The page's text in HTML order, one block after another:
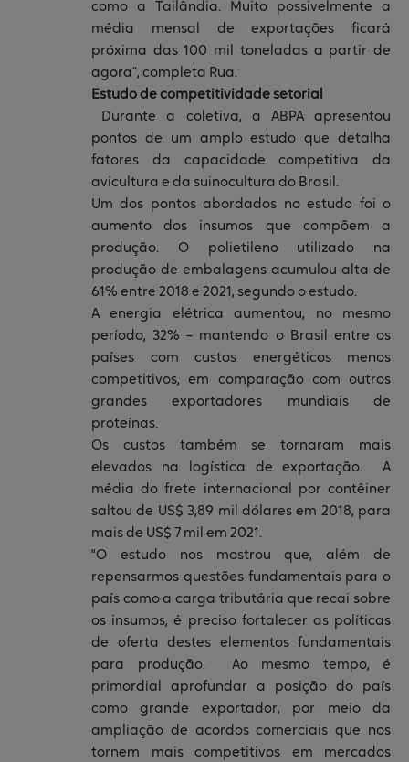
como a Tailândia. Muito possivelmente a
média mensal de exportações ficará
próxima das 100 mil toneladas a partir de
agora”, completa Rua.
Estudo de competitividade setorial
Durante a coletiva, a ABPA apresentou
pontos de um amplo estudo que detalha
fatores da capacidade competitiva da
avicultura e da suinocultura do Brasil.
Um dos pontos abordados no estudo foi o
aumento dos insumos que compõem a
produção. O polietileno utilizado na
produção de embalagens acumulou alta de
61% entre 2018 e 2021, segundo o estudo.
A energia elétrica aumentou, no mesmo
período, 32% – mantendo o Brasil entre os
países com custos energéticos menos
competitivos, em comparação com outros
grandes exportadores mundiais de
proteínas.
Os custos também se tornaram mais
elevados na logística de exportação. A
média do frete internacional por contêiner
saltou de US$ 3,89 mil dólares em 2018, para
mais de US$ 7 mil em 2021.
"O estudo nos mostrou que, além de
repensarmos questões fundamentais para o
país como a carga tributária que recai sobre
os insumos, é preciso fortalecer as políticas
de oferta destes elementos fundamentais
para produção. Ao mesmo tempo, é
primordial aprofundar a posição do país
como grande exportador, por meio da
ampliação de acordos comerciais que nos
tornem mais competitivos em mercados